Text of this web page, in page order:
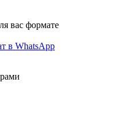
вас формате
в WhatsApp